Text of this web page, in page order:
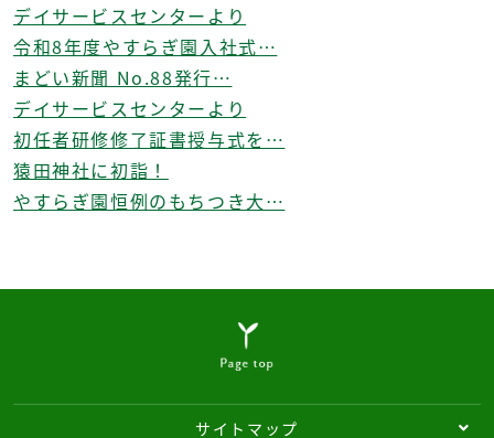
デイサービスセンターより
令和8年度やすらぎ園入社式…
まどい新聞 No.88発行…
デイサービスセンターより
初任者研修修了証書授与式を…
猿田神社に初詣！
やすらぎ園恒例のもちつき大…
サイトマップ